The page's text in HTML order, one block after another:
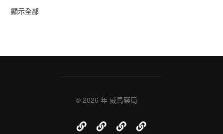
顯示全部
© 2026 年 威馬藥局